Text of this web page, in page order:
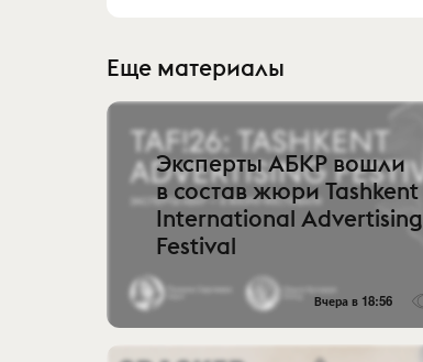
Еще материалы
Эксперты АБКР вошли
в состав жюри Tashkent
International Advertising
Festival
Вчера в 18:56